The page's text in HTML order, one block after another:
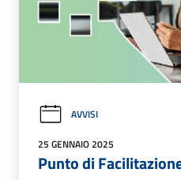
AVVISI
25 GENNAIO 2025
Punto di